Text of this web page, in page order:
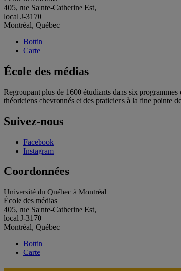
405, rue Sainte-Catherine Est,
local J-3170
Montréal, Québec
Bottin
Carte
École des médias
Regroupant plus de 1600 étudiants dans six
théoriciens chevronnés et des praticiens à la fine pointe
Suivez-nous
Facebook
Instagram
Coordonnées
Université du Québec à Montréal
École des médias
405, rue Sainte-Catherine Est,
local J-3170
Montréal, Québec
Bottin
Carte